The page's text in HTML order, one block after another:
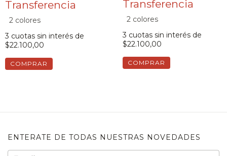
2 colores
3 cuotas sin interés de
$22.100,00
COMPRAR
2 colores
3 cuotas sin interés de
$22.100,00
COMPRAR
ENTERATE DE TODAS NUESTRAS NOVEDADES